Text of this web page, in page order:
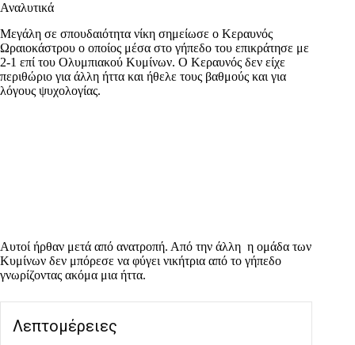
Αναλυτικά
Μεγάλη σε σπουδαιότητα νίκη σημείωσε ο Κεραυνός
Ωραιοκάστρου ο οποίος μέσα στο γήπεδο του επικράτησε με
2-1 επί του Ολυμπιακού Κυμίνων. Ο Κεραυνός δεν είχε
περιθώριο για άλλη ήττα και ήθελε τους βαθμούς και για
λόγους ψυχολογίας.
Αυτοί ήρθαν μετά από ανατροπή. Από την άλλη η ομάδα των
Κυμίνων δεν μπόρεσε να φύγει νικήτρια από το γήπεδο
γνωρίζοντας ακόμα μια ήττα.
Λεπτομέρειες